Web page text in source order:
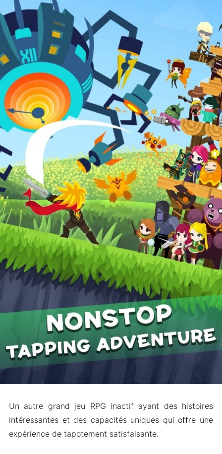
Un autre grand jeu RPG inactif ayant des histoires
intéressantes et des capacités uniques qui offre une
expérience de tapotement satisfaisante.